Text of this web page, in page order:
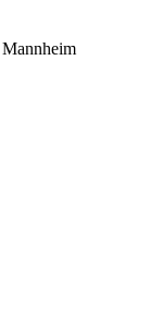
Mannheim